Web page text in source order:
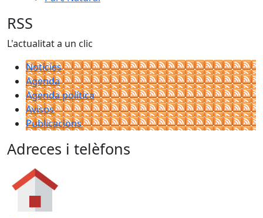
RSS
L'actualitat a un clic
Notícies
Agenda
Agenda política
Avisos
Publicacions
Adreces i telèfons